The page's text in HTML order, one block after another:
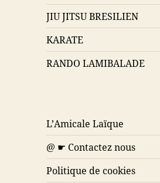
JIU JITSU BRESILIEN
KARATE
RANDO LAMIBALADE
L’Amicale Laïque
@ ☛ Contactez nous
Politique de cookies